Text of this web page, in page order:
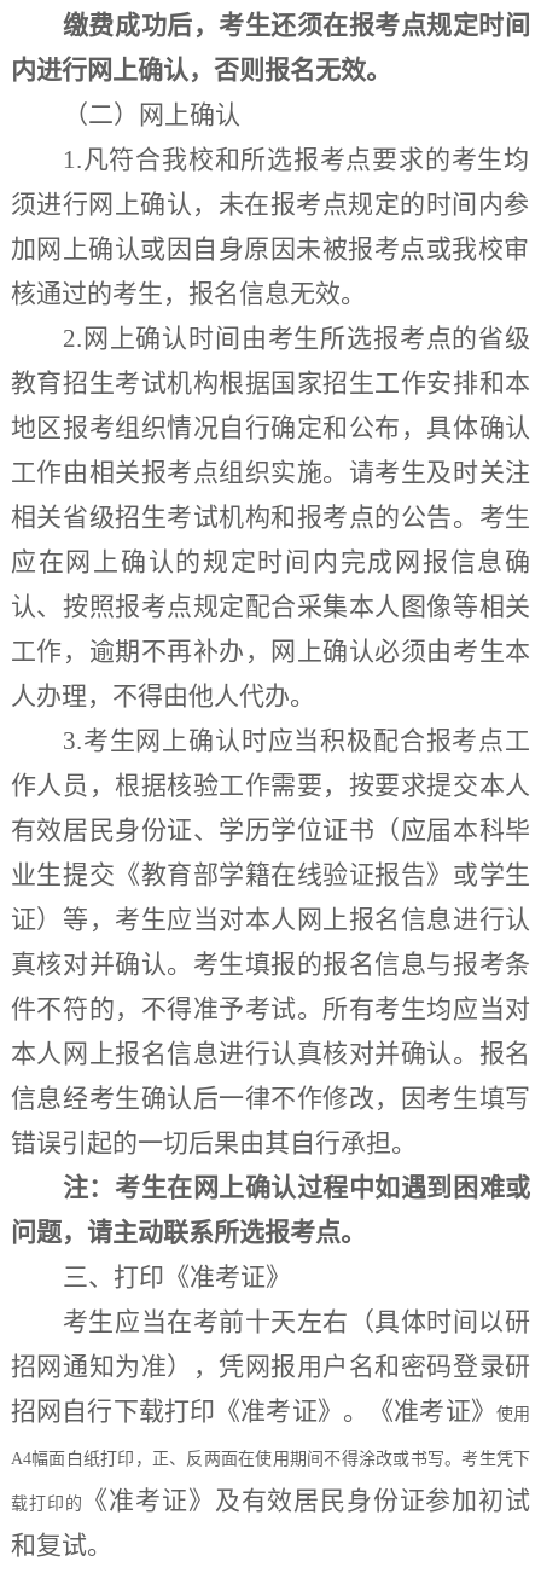
缴费成功后，考生还须在报考点规定时间
内进行网上确认，否则报名无效。
（二）
网上确认
1. 凡符合我校和所选报考点要求的考生均
须进行网上确认，未在报考点规定的时间内参
加网上确认或因自身原因未被报考点或我校审
核通过的考生，报名信息无效。
2. 网上确认时间由考生所选报考点的省级
教育招生考试机构根据国家招生工作安排和本
地区报考组织情况自行确定和公布，具体确认
工作由相关报考点组织实施。请考生及时关注
相关省级招生考试机构和报考点的公告。考生
应在网上确认的规定时间内完成网报信息确
认、按照报考点规定配合采集本人图像等相关
工作，逾期不再补办，网上确认必须由考生本
人办理，不得由他人代办。
3.考生网上确认时应当积极配合报考点工
作人员，根据核验工作需要，按要求提交本人
有效居民身份证、学历学位证书（应届本科毕
业生提交 《教育部学籍在线验证报告》或学生
证）等， 考生应当对本人网上报名信息进行认
真核对并确认。考生填报的报名信息与报考条
件不符的，不得准予考试。 所有考生均应当对
本人网上报名信息进行认真核对并确认。报名
信息经考生确认后一律不作修改，因考生填写
错误引起的一切后果由其自行承担。
注：考生在网上确认过程中如遇到困难或
问题，请主动联系所选报考点。
三、打印《准考证》
考生应当在考前十天左右（具体时间以研
招网通知为准），凭网报用户名和密码登录研
招网自行下载打印 《准考证》 。 《准考证》 使用
A4幅面白纸打印，正、反两面在使用期间不得涂改或书写。考生凭下
载打印的 《准考证》 及有效居民身份证参加初试
和复试。